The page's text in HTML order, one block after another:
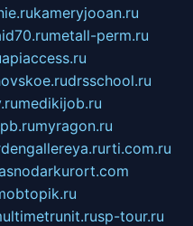
kameryjooan.ru
metall-perm.ru
apiaccess.ru
drsschool.ru
medikijob.ru
myragon.ru
rti.com.ru
sp-tour.ru